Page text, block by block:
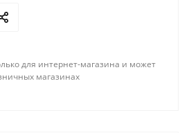
для интернет-магазина и может
магазинах